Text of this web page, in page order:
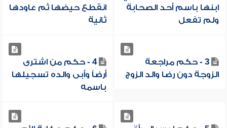
ابنها باسم أحد الصحابة
ولم تفعل
انقطع حيضها ثم عاودها
ثانية
3 - حكم مراجعة
الزوجة دون رضا والد الزوج
4 - حكم من اشترى
أرضاً وأبى والده تسجيلها
باسمه